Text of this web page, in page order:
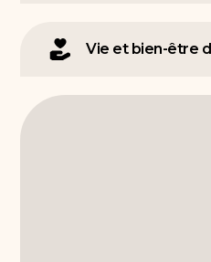
Vie et bien-être